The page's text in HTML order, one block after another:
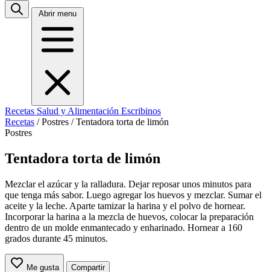
Abrir menu
Recetas Salud y Alimentación Escribinos
Recetas / Postres / Tentadora torta de limón
Postres
Tentadora torta de limón
Mezclar el azúcar y la ralladura. Dejar reposar unos minutos para
que tenga más sabor. Luego agregar los huevos y mezclar. Sumar el
aceite y la leche. Aparte tamizar la harina y el polvo de hornear.
Incorporar la harina a la mezcla de huevos, colocar la preparación
dentro de un molde enmantecado y enharinado. Hornear a 160
grados durante 45 minutos.
Me gusta Compartir